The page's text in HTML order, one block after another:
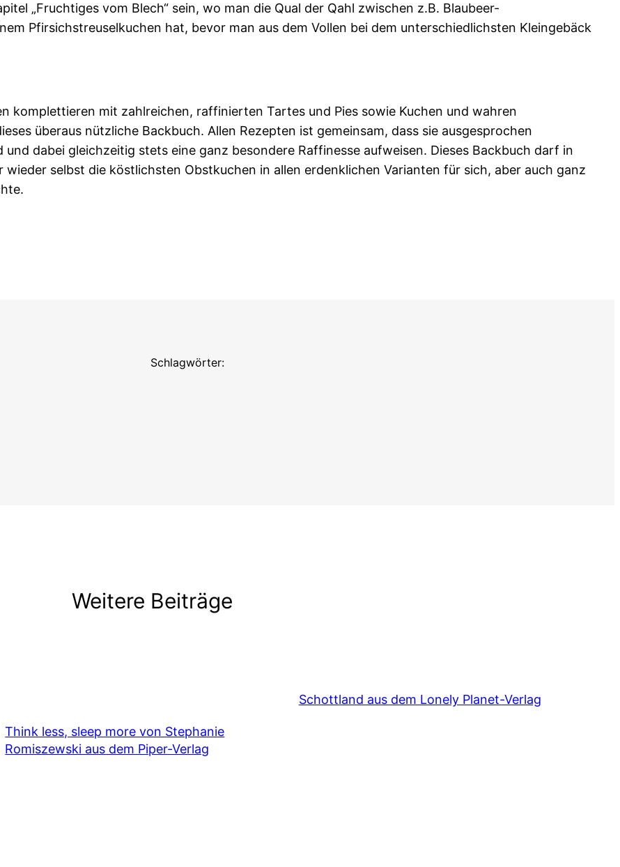
„Fruchtiges vom Blech“ sein, wo man die Qual der Qahl zwischen z.B. Blaubeer-
Pfirsichstreuselkuchen hat, bevor man aus dem Vollen bei dem unterschiedlichsten Kleingebäck
komplettieren mit zahlreichen, raffinierten Tartes und Pies sowie Kuchen und wahren
überaus nützliche Backbuch. Allen Rezepten ist gemeinsam, dass sie ausgesprochen
dabei gleichzeitig stets eine ganz besondere Raffinesse aufweisen. Dieses Backbuch darf in
selbst die köstlichsten Obstkuchen in allen erdenklichen Varianten für sich, aber auch ganz
Schlagwörter:
Weitere Beiträge
Think less, sleep more von Stephanie
Romiszewski aus dem Piper-Verlag
Schottland aus dem Lonely Planet-Verlag